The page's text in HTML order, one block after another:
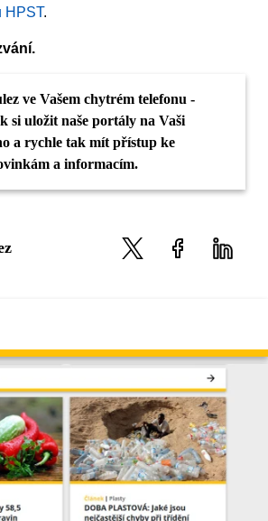
HPST.
ve Vašem chytrém telefonu -
si uložit naše portály na Vaši
a rychle tak mít přístup ke
a informacím.